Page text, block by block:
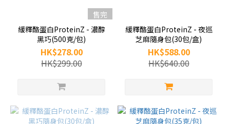
售完
緩釋酪蛋白ProteinZ - 濃醇
黑巧(500克/包)
HK$278.00
HK$299.00
緩釋酪蛋白ProteinZ - 夜巡
芝麻隨身包(30包/盒)
HK$588.00
HK$640.00